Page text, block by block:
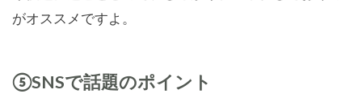
がオススメですよ。
⑤SNSで話題のポイント